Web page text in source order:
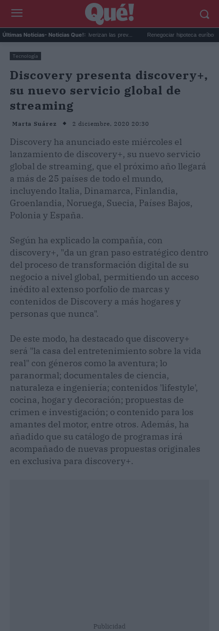
Últimas Noticias- Noticias Que!:
en Netflix: las reservas pulverizan las prev... Renegociar hipoteca euríbor al alza:
Tecnología
Discovery presenta discovery+,
su nuevo servicio global de
streaming
Marta Suárez 2 diciembre, 2020 20:30
Discovery ha anunciado este miércoles el
lanzamiento de discovery+, su nuevo servicio
global de streaming, que el próximo año llegará
a más de 25 países de todo el mundo,
incluyendo Italia, Dinamarca, Finlandia,
Groenlandia, Noruega, Suecia, Países Bajos,
Polonia y España.
Según ha explicado la compañía, con
discovery+, "da un gran paso estratégico dentro
del proceso de transformación digital de su
negocio a nivel global, permitiendo un acceso
inédito al extenso porfolio de marcas y
contenidos de Discovery a más hogares y
personas que nunca".
De este modo, ha destacado que discovery+
será "la casa del entretenimiento sobre la vida
real" con géneros como la aventura; lo
paranormal; documentales de ciencia,
naturaleza e ingeniería; contenidos 'lifestyle',
cocina, hogar y decoración; propuestas de
crimen e investigación; o contenido para los
amantes del motor, entre otros. Además, ha
añadido que su catálogo de programas irá
acompañado de nuevas propuestas originales
en exclusiva para discovery+.
Publicidad